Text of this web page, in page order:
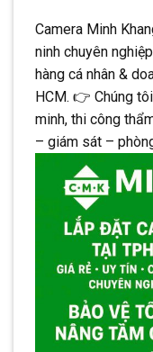
Với hơn 5
Minh Khang
Camera Minh
ninh chuyên
hàng cá nhân &
HCM. 👉 Chúng
minh, thi công
– giám sát –